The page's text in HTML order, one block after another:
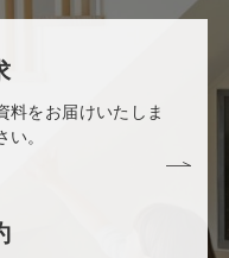
料をお届けいたしま
。